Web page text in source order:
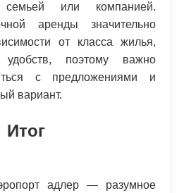
семьей или компанией.
аренды значительно
от класса жилья,
поэтому важно
с предложениями и
вариант.
Итог
адлер — разумное